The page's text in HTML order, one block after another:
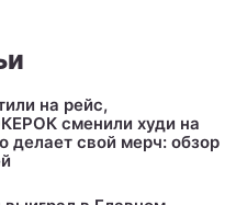
на рейс,
сменили худи на
делает свой мерч: обзор